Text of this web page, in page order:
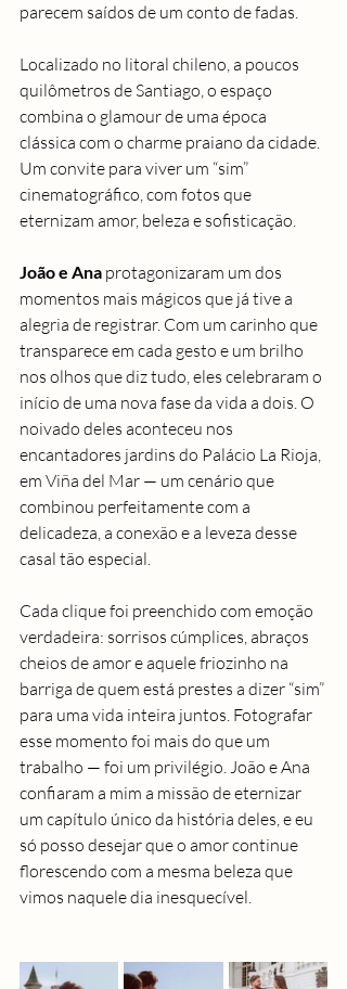
parecem saídos de um conto de fadas.
Localizado no litoral chileno, a poucos
quilômetros de Santiago, o espaço
combina o glamour de uma época
clássica com o charme praiano da cidade.
Um convite para viver um “sim”
cinematográfico, com fotos que
eternizam amor, beleza e sofisticação.
João e Ana protagonizaram um dos
momentos mais mágicos que já tive a
alegria de registrar. Com um carinho que
transparece em cada gesto e um brilho
nos olhos que diz tudo, eles celebraram o
início de uma nova fase da vida a dois. O
noivado deles aconteceu nos
encantadores jardins do Palácio La Rioja,
em Viña del Mar — um cenário que
combinou perfeitamente com a
delicadeza, a conexão e a leveza desse
casal tão especial.
Cada clique foi preenchido com emoção
verdadeira: sorrisos cúmplices, abraços
cheios de amor e aquele friozinho na
barriga de quem está prestes a dizer “sim”
para uma vida inteira juntos. Fotografar
esse momento foi mais do que um
trabalho — foi um privilégio. João e Ana
confiaram a mim a missão de eternizar
um capítulo único da história deles, e eu
só posso desejar que o amor continue
florescendo com a mesma beleza que
vimos naquele dia inesquecível.